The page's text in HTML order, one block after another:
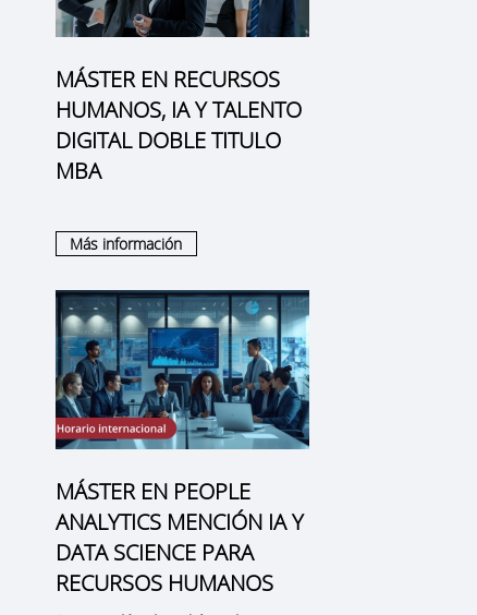
MÁSTER EN RECURSOS
HUMANOS, IA Y TALENTO
DIGITAL DOBLE TITULO
MBA
Más información
MÁSTER EN PEOPLE
ANALYTICS MENCIÓN IA Y
DATA SCIENCE PARA
RECURSOS HUMANOS